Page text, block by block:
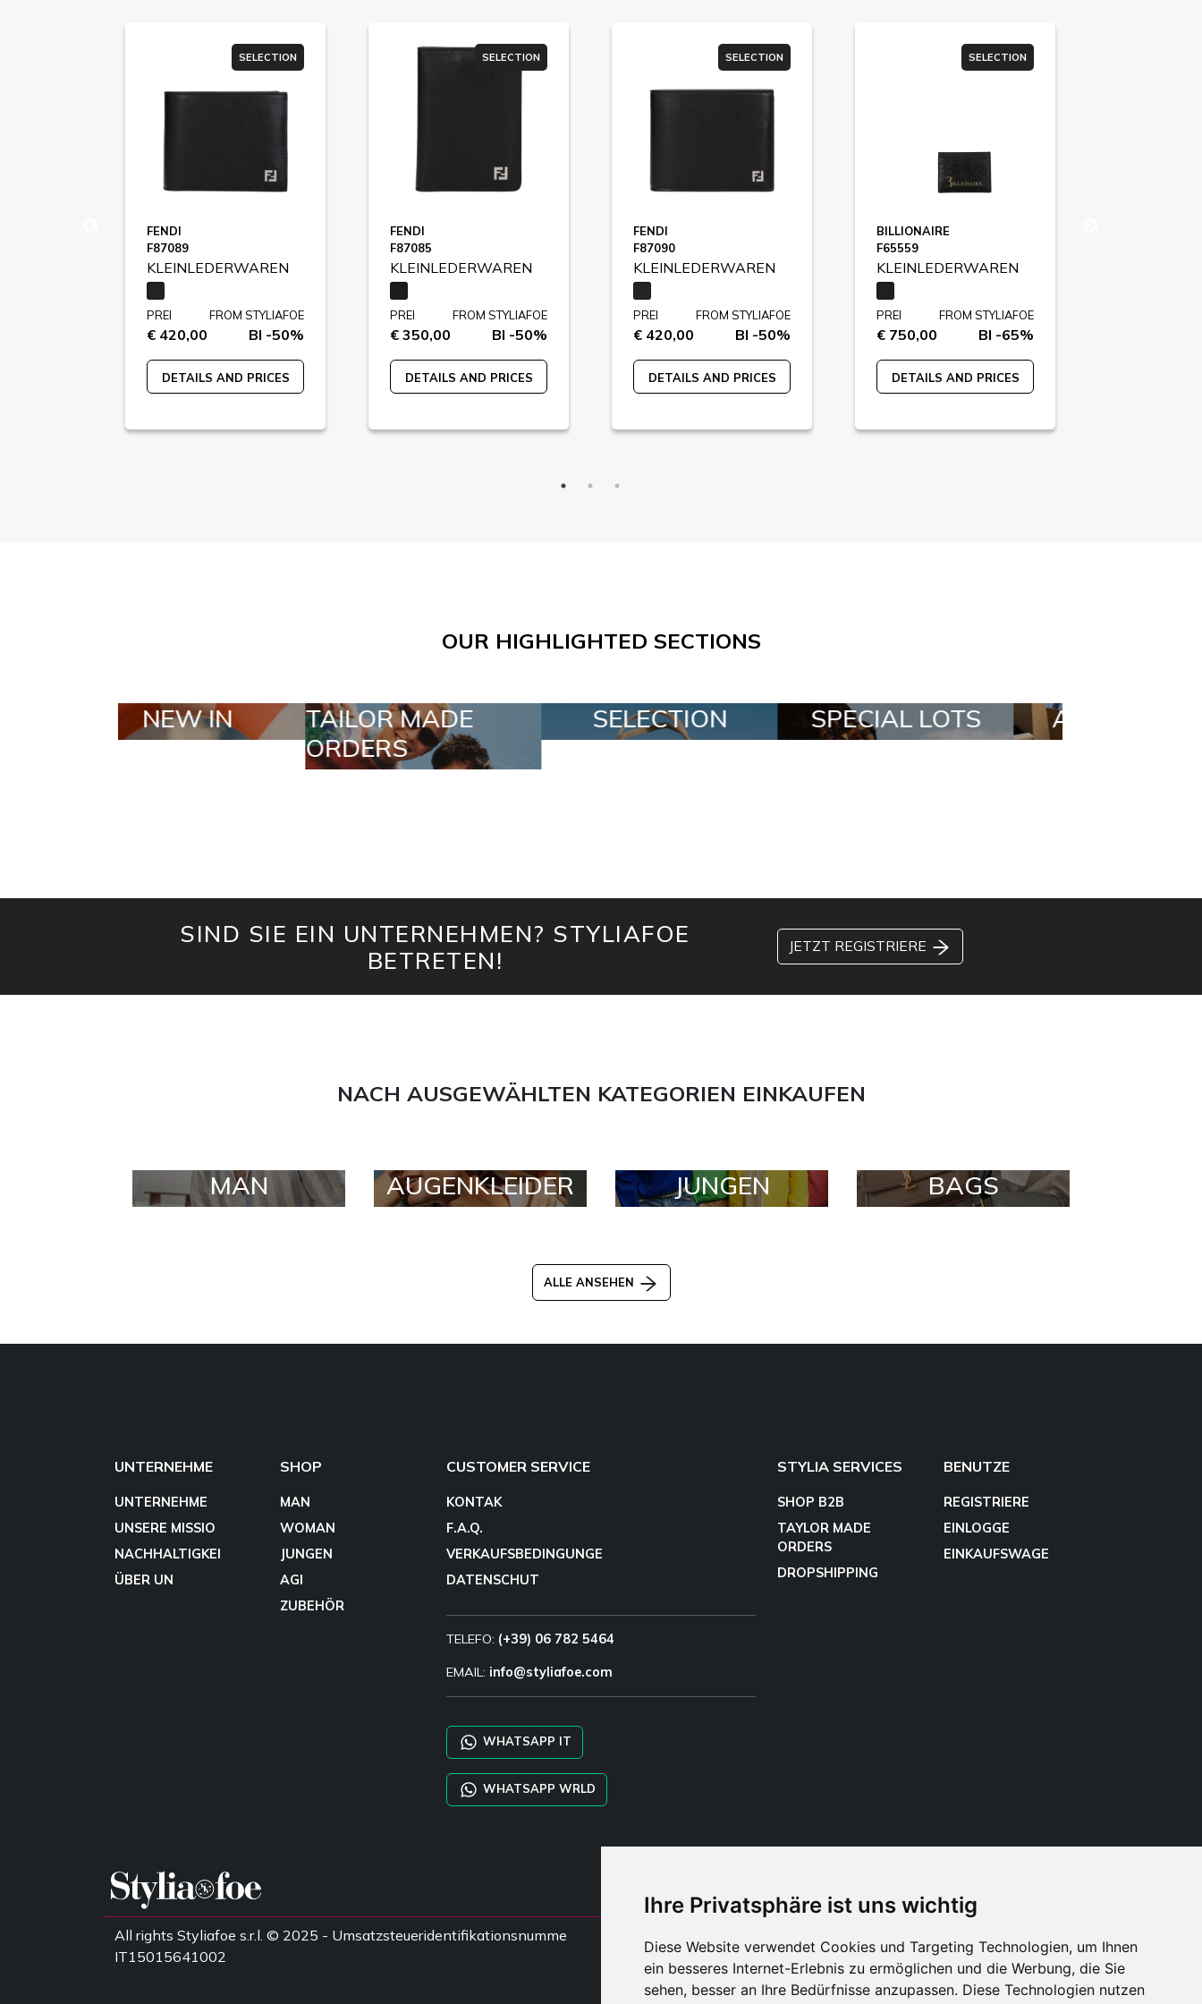
Ihre Privatsphäre ist uns wichtig
Diese Website verwendet Cookies und Targeting Technologien, um Ihnen
ein besseres Internet-Erlebnis zu ermöglichen und die Werbung, die Sie
sehen, besser an Ihre Bedürfnisse anzupassen. Diese Technologien nutzen
SELECTION
FENDI
F87089
KLEINLEDERWAREN
PREI
€ 420,00
FROM STYLIAFOE
BI -50%
DETAILS AND PRICES
SELECTION
FENDI
F87085
KLEINLEDERWAREN
PREI
€ 350,00
FROM STYLIAFOE
BI -50%
DETAILS AND PRICES
SELECTION
FENDI
F87090
KLEINLEDERWAREN
PREI
€ 420,00
FROM STYLIAFOE
BI -50%
DETAILS AND PRICES
SELECTION
BILLIONAIRE
F65559
KLEINLEDERWAREN
PREI
€ 750,00
FROM STYLIAFOE
BI -65%
DETAILS AND PRICES
OUR HIGHLIGHTED SECTIONS
TAILOR MADE
ORDERS
SELECTION SPECIAL LOTS ALL IN A BOX STYLIA
SIND SIE EIN UNTERNEHMEN? STYLIAFOE
BETRETEN!
JETZT REGISTRIERE
NACH AUSGEWÄHLTEN KATEGORIEN EINKAUFEN
MAN AUGENKLEIDER JUNGEN BAGS
ALLE ANSEHEN
UNTERNEHME
UNTERNEHME
UNSERE MISSIO
NACHHALTIGKEI
ÜBER UN
SHOP
MAN
WOMAN
JUNGEN
AGI
ZUBEHÖR
CUSTOMER SERVICE
KONTAK
F.A.Q.
VERKAUFSBEDINGUNGE
DATENSCHUT
TELEFO: (+39) 06 782 5464
EMAIL: info@styliafoe.com
WHATSAPP IT
WHATSAPP WRLD
STYLIA SERVICES
SHOP B2B
TAYLOR MADE
ORDERS
DROPSHIPPING
BENUTZE
REGISTRIERE
EINLOGGE
EINKAUFSWAGE
All rights Styliafoe s.r.l. © 2025 - Umsatzsteueridentifikationsnumme
IT15015641002
Folge uns